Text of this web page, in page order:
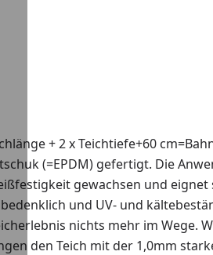
+ 2 x Teichtiefe+60
(=EPDM) gefertigt. Die
gewachsen und
und UV- und
nichts mehr im Wege.
den Teich mit der 1,0mm